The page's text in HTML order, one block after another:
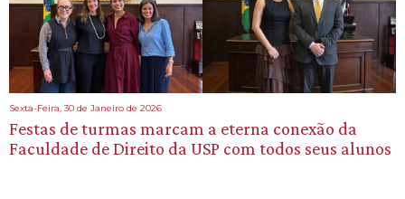
Sexta-Feira, 30 de Janeiro de 2026
Festas de turmas marcam a eterna conexão da
Faculdade de Direito da USP com todos seus alunos